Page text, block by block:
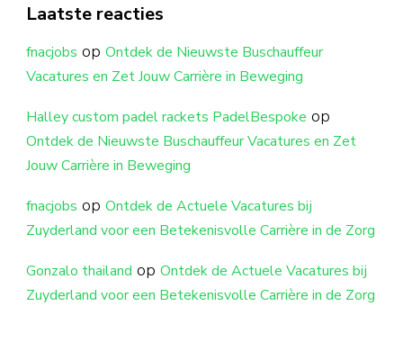
Laatste reacties
fnacjobs op Ontdek de Nieuwste Buschauffeur
Vacatures en Zet Jouw Carrière in Beweging
Halley custom padel rackets PadelBespoke op
Ontdek de Nieuwste Buschauffeur Vacatures en Zet
Jouw Carrière in Beweging
fnacjobs op Ontdek de Actuele Vacatures bij
Zuyderland voor een Betekenisvolle Carrière in de Zorg
Gonzalo thailand op Ontdek de Actuele Vacatures bij
Zuyderland voor een Betekenisvolle Carrière in de Zorg